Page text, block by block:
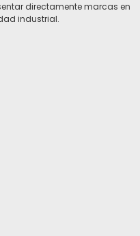
directamente marcas en
industrial.